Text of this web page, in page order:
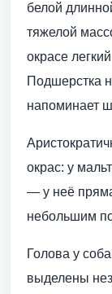
белой
тяжелой
окрасе
Подшерстка
напоминает
окрас: у
— у неё
небольшим
Голова у
выделены